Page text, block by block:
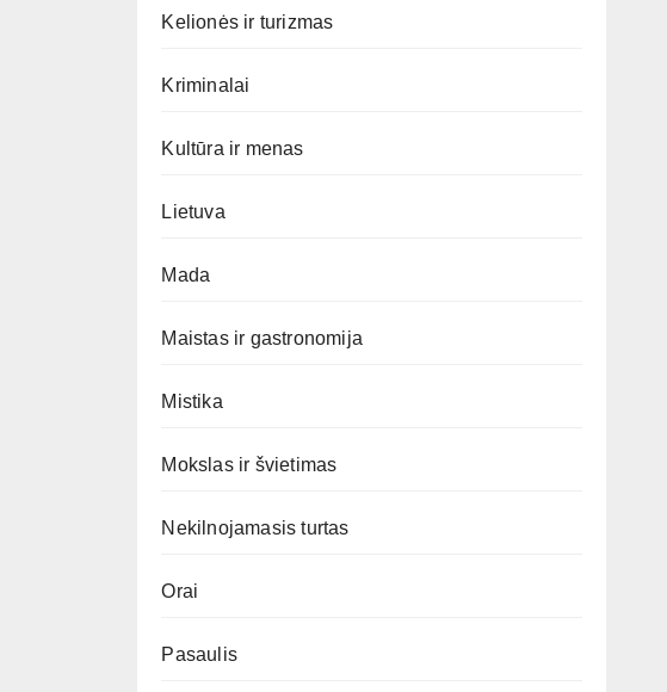
Kelionės ir turizmas
Kriminalai
Kultūra ir menas
Lietuva
Mada
Maistas ir gastronomija
Mistika
Mokslas ir švietimas
Nekilnojamasis turtas
Orai
Pasaulis